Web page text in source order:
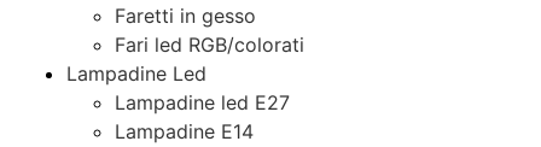
Faretti in gesso
Fari led RGB/colorati
Lampadine Led
Lampadine led E27
Lampadine E14